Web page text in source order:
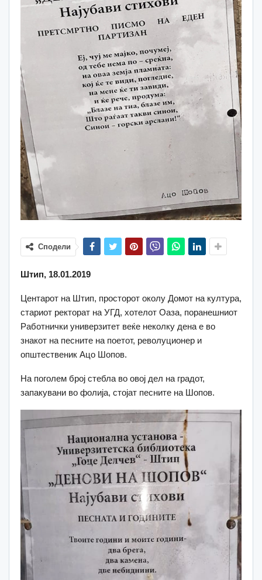
Сподели
Штип, 18.01.2019
Центарот на Штип, просторот околу Домот на култура,
стариот ректорат на УГД, хотелот Оаза, поранешниот
Работнички универзитет веќе неколку дена е во
знакот на песните на поетот, револуционер и
општественик Ацо Шопов.
На поголем број стебла во овој дел на градот,
запакувани во фолија, стојат песните на Шопов.